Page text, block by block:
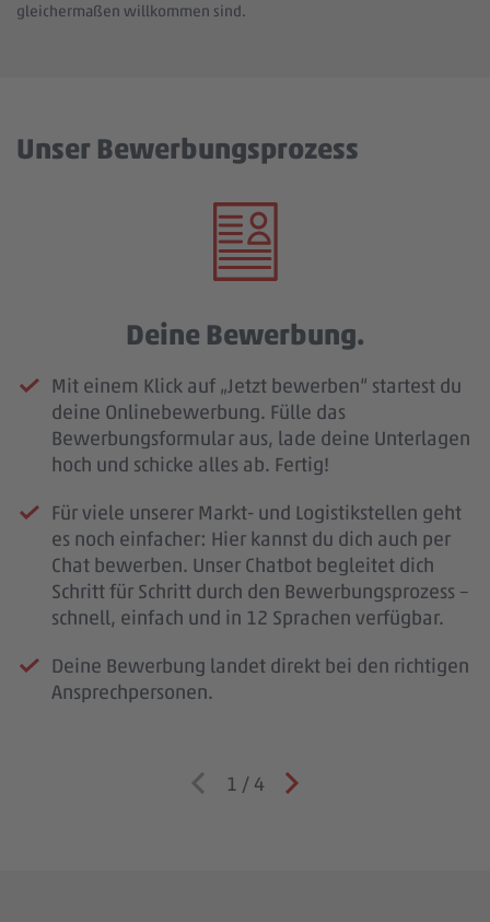
gleichermaßen willkommen sind.
Unser Bewerbungsprozess
Deine Bewerbung.
Mit einem Klick auf „Jetzt bewerben“ startest du
deine Onlinebewerbung. Fülle das
Bewerbungsformular aus, lade deine Unterlagen
hoch und schicke alles ab. Fertig!
Für viele unserer Markt- und Logistikstellen geht
es noch einfacher: Hier kannst du dich auch per
Chat bewerben. Unser Chatbot begleitet dich
Schritt für Schritt durch den Bewerbungsprozess –
schnell, einfach und in 12 Sprachen verfügbar.
Deine Bewerbung landet direkt bei den richtigen
Ansprechpersonen.
1 / 4